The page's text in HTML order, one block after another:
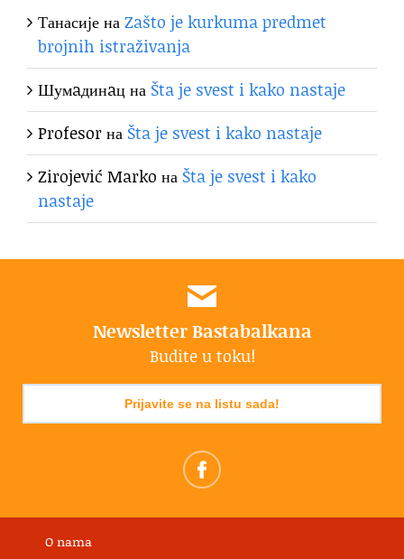
ТанасијенаZašto je kurkuma predmet
brojnih istraživanja
Шумaдинaцна Šta je svest i kako nastaje
Profesorна Šta je svest i kako nastaje
Zirojević Marko на Šta je svest i kako
nastaje
Newsletter Bastabalkana
Budite u toku!
Prijavite se na listu sada!
O nama